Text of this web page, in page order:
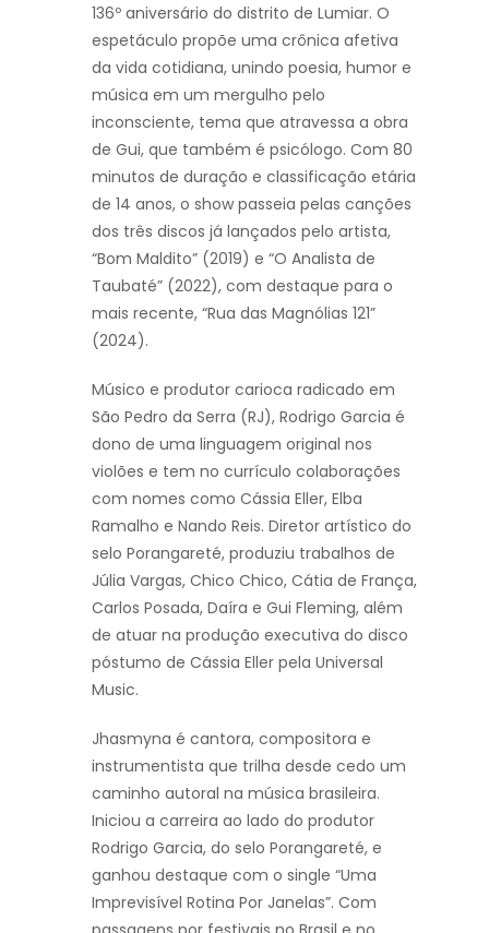
136º aniversário do distrito de Lumiar. O
espetáculo propõe uma crônica afetiva
da vida cotidiana, unindo poesia, humor e
música em um mergulho pelo
inconsciente, tema que atravessa a obra
de Gui, que também é psicólogo. Com 80
minutos de duração e classificação etária
de 14 anos, o show passeia pelas canções
dos três discos já lançados pelo artista,
“Bom Maldito” (2019) e “O Analista de
Taubaté” (2022), com destaque para o
mais recente, “Rua das Magnólias 121”
(2024).
Músico e produtor carioca radicado em
São Pedro da Serra (RJ), Rodrigo Garcia é
dono de uma linguagem original nos
violões e tem no currículo colaborações
com nomes como Cássia Eller, Elba
Ramalho e Nando Reis. Diretor artístico do
selo Porangareté, produziu trabalhos de
Júlia Vargas, Chico Chico, Cátia de França,
Carlos Posada, Daíra e Gui Fleming, além
de atuar na produção executiva do disco
póstumo de Cássia Eller pela Universal
Music.
Jhasmyna é cantora, compositora e
instrumentista que trilha desde cedo um
caminho autoral na música brasileira.
Iniciou a carreira ao lado do produtor
Rodrigo Garcia, do selo Porangareté, e
ganhou destaque com o single “Uma
Imprevisível Rotina Por Janelas”. Com